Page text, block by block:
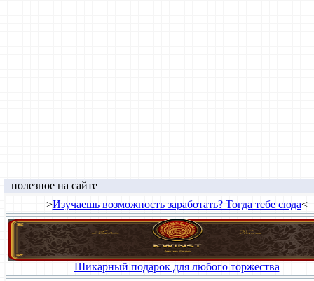
полезное на сайте
>Изучаешь возможность заработать? Тогда тебе сюда<
Шикарный подарок для любого торжества